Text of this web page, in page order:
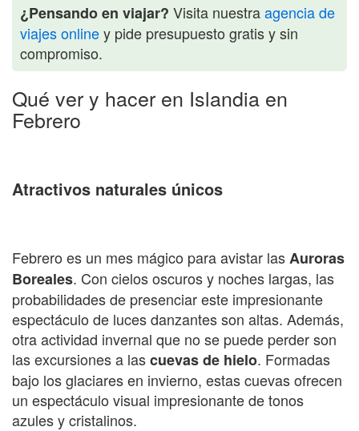
¿Pensando en viajar? Visita nuestraagencia de
viajes onliney pide presupuesto gratis y sin
compromiso.
Qué ver y hacer en Islandia en
Febrero
Atractivos naturales únicos
Febrero es un mes mágico para avistar lasAuroras
Boreales. Con cielos oscuros y noches largas, las
probabilidades de presenciar este impresionante
espectáculo de luces danzantes son altas. Además,
otra actividad invernal que no se puede perder son
las excursiones a lascuevas de hielo. Formadas
bajo los glaciares en invierno, estas cuevas ofrecen
un espectáculo visual impresionante de tonos
azules y cristalinos.